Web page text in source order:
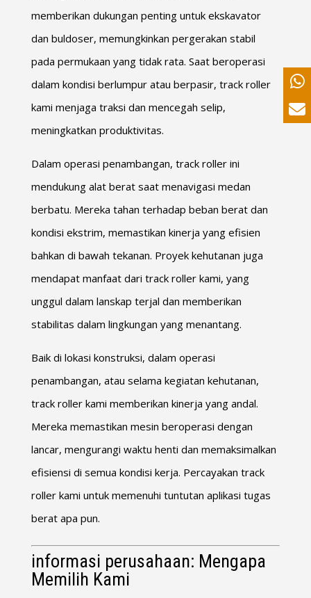
memberikan dukungan penting untuk ekskavator
dan buldoser, memungkinkan pergerakan stabil
pada permukaan yang tidak rata. Saat beroperasi
dalam kondisi berlumpur atau berpasir, track roller
kami menjaga traksi dan mencegah selip,
meningkatkan produktivitas.
Dalam operasi penambangan, track roller ini
mendukung alat berat saat menavigasi medan
berbatu. Mereka tahan terhadap beban berat dan
kondisi ekstrim, memastikan kinerja yang efisien
bahkan di bawah tekanan. Proyek kehutanan juga
mendapat manfaat dari track roller kami, yang
unggul dalam lanskap terjal dan memberikan
stabilitas dalam lingkungan yang menantang.
Baik di lokasi konstruksi, dalam operasi
penambangan, atau selama kegiatan kehutanan,
track roller kami memberikan kinerja yang andal.
Mereka memastikan mesin beroperasi dengan
lancar, mengurangi waktu henti dan memaksimalkan
efisiensi di semua kondisi kerja. Percayakan track
roller kami untuk memenuhi tuntutan aplikasi tugas
berat apa pun.
informasi perusahaan: Mengapa
Memilih Kami